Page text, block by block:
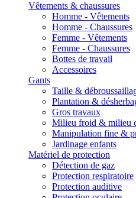
Vêtements & chaussures
Homme - Vêtements
Homme - Chaussures
Femme - Vêtements
Femme - Chaussures
Bottes de travail
Accessoires
Gants
Taille &
Plantation &
Gros travaux
Milieu froid & milieu
Manipulation fine &
Jardinage enfants
Matériel de protection
Détection de gaz
Protection respiratoire
Protection auditive